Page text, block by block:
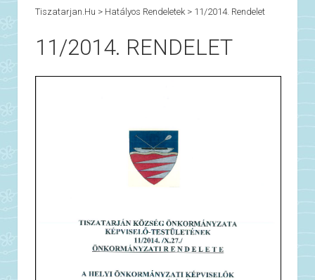
Tiszatarjan.hu > Hatályos Rendeletek> 11/2014. Rendelet
11/2014. RENDELET